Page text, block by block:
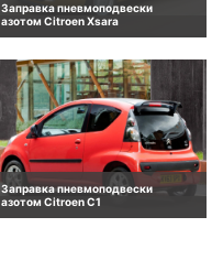
Заправка пневмоподвески
азотом Citroen Xsara
Заправка пневмоподвески
азотом Citroen C1